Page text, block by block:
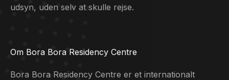
udsyn, uden selv at skulle rejse.
Om Bora Bora Residency Centre
Bora Bora Residency Centre er et internationalt